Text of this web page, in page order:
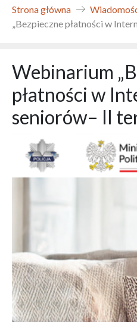
Strona główna
„Bezpieczne płatności w
Webinarium
płatności w
seniorów– II